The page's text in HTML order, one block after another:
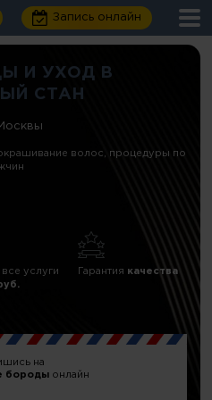
Запись онлайн
И УХОД В
СТАН
волос, процедуры по
услуги
Гарантия качества
на
бороды онлайн